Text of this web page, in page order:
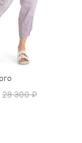
28 300 ₽